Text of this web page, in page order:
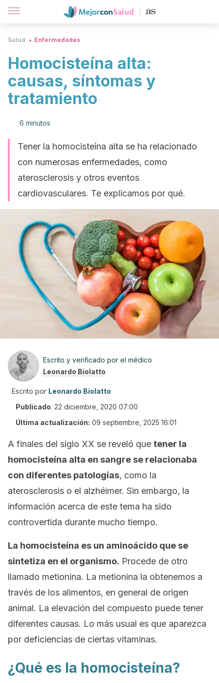
Salud Enfermedades
Homocisteína alta:
causas, síntomas y
tratamiento
6 minutos
Tener la homocisteína alta se ha relacionado
con numerosas enfermedades, como
aterosclerosis y otros eventos
cardiovasculares. Te explicamos por qué.
Escrito y verificado por el médico
Leonardo Biolatto
Escrito por Leonardo Biolatto
Publicado: 22 diciembre, 2020 07:00
Última actualización: 09 septiembre, 2025 16:01
A finales del siglo XX se reveló que tener la
homocisteína alta en sangre se relacionaba
con diferentes patologías, como la
aterosclerosis o el alzhéimer. Sin embargo, la
información acerca de este tema ha sido
controvertida durante mucho tiempo.
La homocisteína es un aminoácido que se
sintetiza en el organismo. Procede de otro
llamado metionina. La metionina la obtenemos a
través de los alimentos, en general de origen
animal. La elevación del compuesto puede tener
diferentes causas. Lo más usual es que aparezca
por deficiencias de ciertas vitaminas.
¿Qué es la homocisteína?